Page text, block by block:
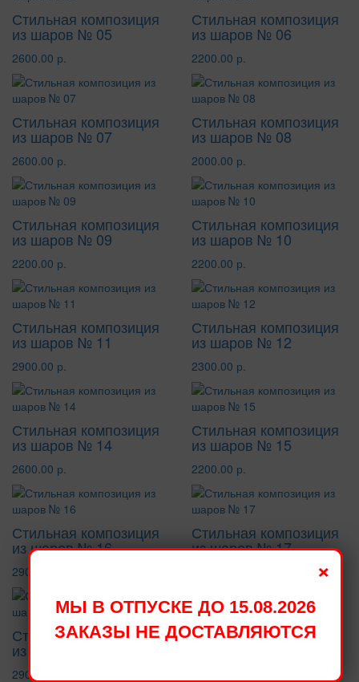
Стильная композиция
из шаров № 05
2600.00 р.
Стильная композиция
из шаров № 06
2200.00 р.
Стильная композиция
из шаров № 07
2600.00 р.
Стильная композиция
из шаров № 08
2000.00 р.
Стильная композиция
из шаров № 09
2200.00 р.
Стильная композиция
из шаров № 10
2200.00 р.
Стильная композиция
из шаров № 11
2900.00 р.
Стильная композиция
из шаров № 12
2300.00 р.
Стильная композиция
из шаров № 14
2600.00 р.
Стильная композиция
из шаров № 15
2200.00 р.
Стильная композиция
из шаров № 16
2900.00 р.
Стильная композиция
из шаров № 17
Стильная композиция
из шаров № 18
2900.00 р.
Стильная композиция
×
МЫ В ОТПУСКЕ ДО 15.08.2026
ЗАКАЗЫ НЕ ДОСТАВЛЯЮТСЯ